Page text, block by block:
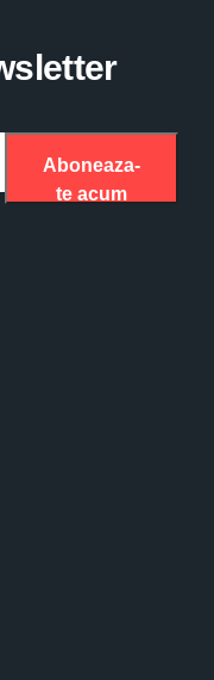
Aboneaza-
te acum